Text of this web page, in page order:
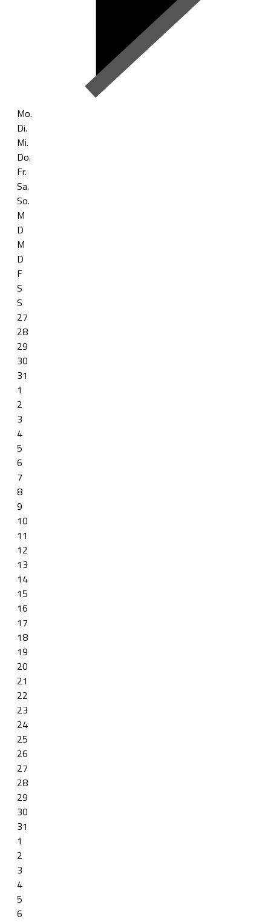
Mo.
Di.
Mi.
Do.
Fr.
Sa.
So.
M
D
M
D
F
S
S
27
28
29
30
31
1
2
3
4
5
6
7
8
9
10
11
12
13
14
15
16
17
18
19
20
21
22
23
24
25
26
27
28
29
30
31
1
2
3
4
5
6